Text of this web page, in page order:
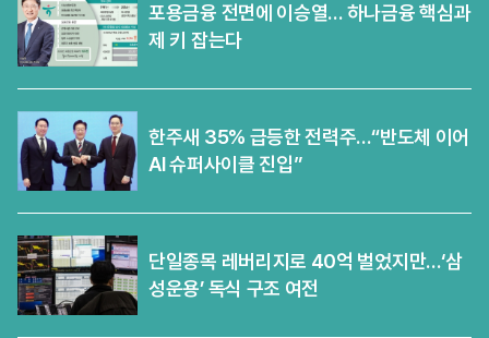
포용금융 전면에 이승열… 하나금융 핵심과
제 키 잡는다
한주새 35% 급등한 전력주…“반도체 이어
AI 슈퍼사이클 진입”
단일종목 레버리지로 40억 벌었지만…‘삼
성운용’ 독식 구조 여전